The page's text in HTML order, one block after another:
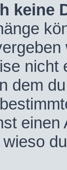
keine
nicht
dem